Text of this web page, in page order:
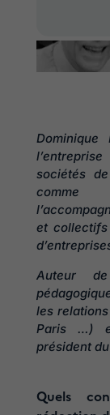
sociétés
et collectifs
d’e
Auteur
les relations
Paris …)
président
Quels